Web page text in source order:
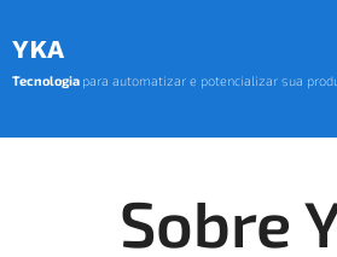
YKA
Tecnologia para automatizar e potencializar sua
Sobre